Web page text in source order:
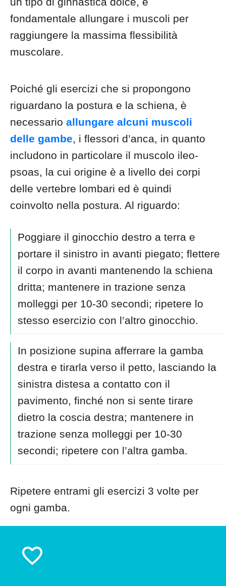
fondamentale allungare i muscoli per
raggiungere la massima flessibilità
muscolare.
Poiché gli esercizi che si propongono
riguardano la postura e la schiena, è
necessario allungare alcuni muscoli
delle gambe, i flessori d’anca, in quanto
includono in particolare il muscolo ileo-
psoas, la cui origine è a livello dei corpi
delle vertebre lombari ed è quindi
coinvolto nella postura. Al riguardo:
Poggiare il ginocchio destro a terra e
portare il sinistro in avanti piegato; flettere
il corpo in avanti mantenendo la schiena
dritta; mantenere in trazione senza
molleggi per 10-30 secondi; ripetere lo
stesso esercizio con l’altro ginocchio.
In posizione supina afferrare la gamba
destra e tirarla verso il petto, lasciando la
sinistra distesa a contatto con il
pavimento, finché non si sente tirare
dietro la coscia destra; mantenere in
trazione senza molleggi per 10-30
secondi; ripetere con l’altra gamba.
Ripetere entrami gli esercizi 3 volte per
ogni gamba.